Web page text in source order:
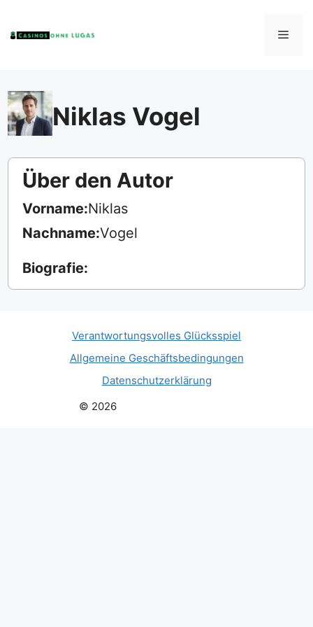
springen
Niklas Vogel
Über den Autor
Vorname:Niklas
Nachname:Vogel
Biografie:
Verantwortungsvolles Glücksspiel
Allgemeine Geschäftsbedingungen
Datenschutzerklärung